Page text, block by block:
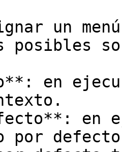
un
posibles
en
en
por